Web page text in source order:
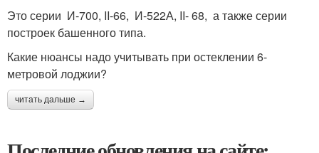
Это серии И-700, II-66, И-522А, II- 68, а также серии
построек башенного типа.
Какие нюансы надо учитывать при остеклении 6-
метровой лоджии?
читать дальше →